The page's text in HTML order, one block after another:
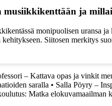
ja
monipuolisen uransa
Siitosen merkitys
– Kattava opas ja vinkit
saralla • Salla Pöyry –
Matka elokuvamaailman